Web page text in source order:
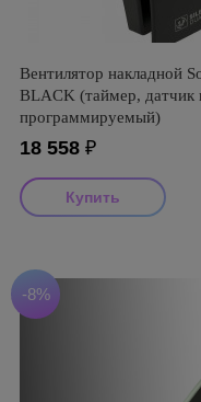
Вентилятор накладной
BLACK (таймер, датчик
программируемый)
18 558 ₽
-8%